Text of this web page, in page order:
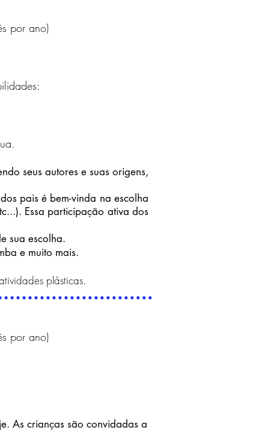
por ano)
seus autores e suas origens,
pais é bem-vinda na escolha
Essa participação ativa dos
sua escolha.
e muito mais.
plásticas.
por ano)
As crianças são convidadas a